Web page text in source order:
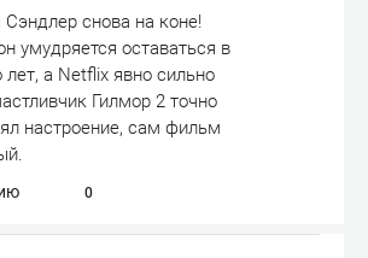
снова на коне!
умудряется оставаться в
лет, а Netflix явно сильно
Гилмор 2 точно
настроение, сам фильм
0